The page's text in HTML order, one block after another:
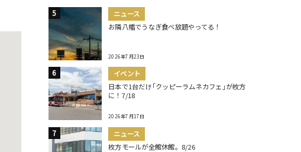
ニュース
お隣八幡でうなぎ食べ放題やってる！
2026年7月23日
イベント
日本で1台だけ｢クッピーラムネカフェ｣が枚方
に！7/18
2026年7月17日
ニュース
枚方モールが全館休館。8/26